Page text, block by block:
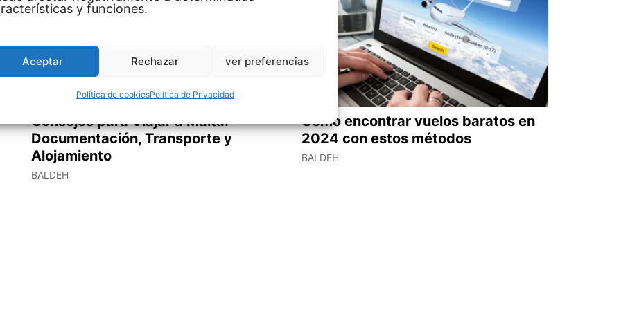
y funciones.
Aceptar Rechazar ver preferencias
Política de cookiesPolítica de Privacidad
Consejos para Viajar a Malta:
Documentación, Transporte y
Alojamiento
BALDEH
Cómo encontrar vuelos baratos en
2024 con estos métodos
BALDEH